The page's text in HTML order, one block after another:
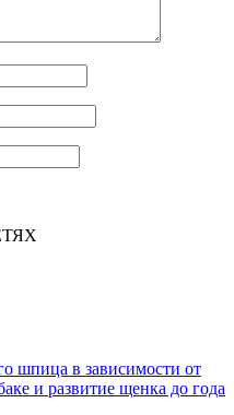
шпица в зависимости от
и развитие щенка до года